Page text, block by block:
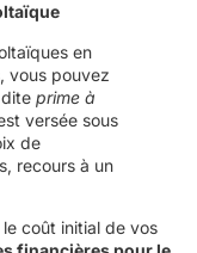
en
vous pouvez
prime à
versée sous
de
recours à un
coût initial de vos